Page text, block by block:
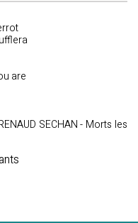
are
SECHAN - Morts les